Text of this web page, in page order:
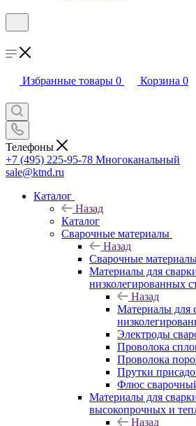
Избранные товары 0 Корзина 0
Телефоны
+7 (495) 225-95-78 Многоканальный
sale@ktnd.ru
Каталог
Назад
Каталог
Сварочные материалы
Назад
Сварочные
Материалы для
низколегированных
Назад
Материалы для
Электроды
Проволока
Проволока
Прутки
Флюс
Материалы для
высокопрочных и
Назад